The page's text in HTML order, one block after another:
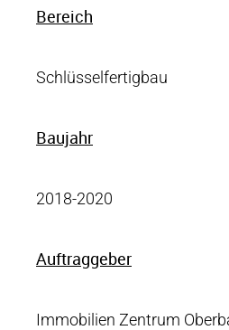
Bereich
Schlüsselfertigbau
Baujahr
2018-2020
Auftraggeber
Immobilien Zentrum